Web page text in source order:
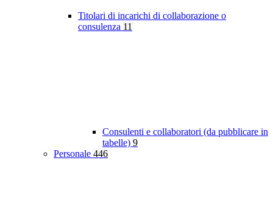
Titolari di incarichi di collaborazione o
consulenza 11
Consulenti e collaboratori (da pubblicare in
tabelle) 9
Personale 446